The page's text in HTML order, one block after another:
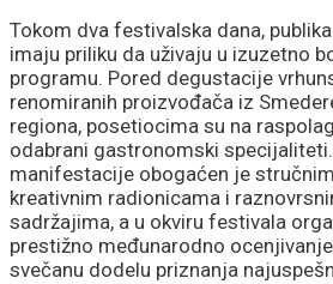
Tokom dva festivalska dana,
imaju priliku da uživaju u izuzetno
programu. Pored degustacije
renomiranih proizvođača iz
regiona, posetiocima su na
odabrani gastronomski
manifestacije obogaćen je
kreativnim radionicama i
sadržajima, a u okviru festivala
prestižno međunarodno
svečanu dodelu priznanja